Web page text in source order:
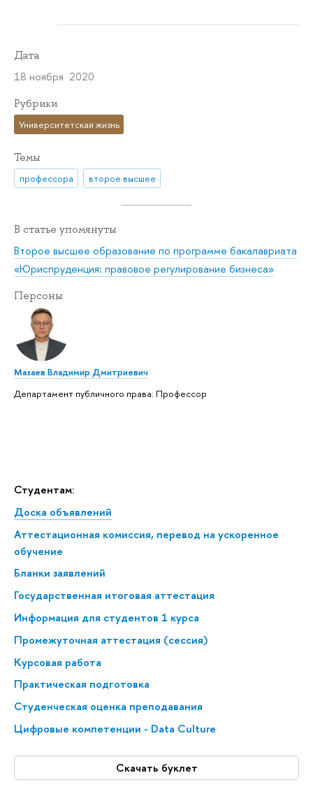
Студентам:
Доска объявлений
Аттестационная комиссия, перевод на ускоренное
обучение
Бланки заявлений
Государственная итоговая аттестация
Информация для студентов 1 курса
Промежуточная аттестация (сессия)
Курсовая работа
Практическая подготовка
Студенческая оценка преподавания
Цифровые компетенции - Data Culture
Скачать буклет
Дата
18 ноября 2020
Рубрики
Университетская жизнь
Темы
профессора второе высшее
В статье упомянуты
Второе высшее образование по программе бакалавриата
«Юриспруденция: правовое регулирование бизнеса»
Персоны
Мазаев Владимир Дмитриевич
Департамент публичного права: Профессор